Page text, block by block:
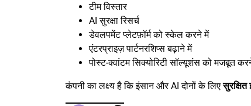
टीम विस्तार
AI सुरक्षा रिसर्च
डेवलपमेंट प्लेटफ़ॉर्म को स्केल करने में
एंटरप्राइज़ पार्टनरशिप्स बढ़ाने में
पोस्ट-क्वांटम सिक्योरिटी सॉल्यूशंस को मजबूत
कंपनी का लक्ष्य है कि इंसान और AI दोनों के लिए